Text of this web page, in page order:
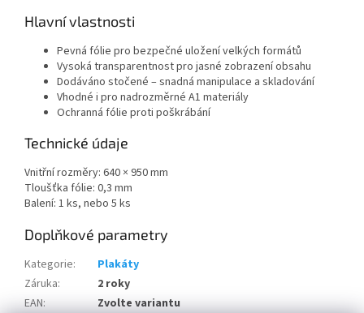
Hlavní vlastnosti
Pevná fólie pro bezpečné uložení velkých formátů
Vysoká transparentnost pro jasné zobrazení obsahu
Dodáváno stočené – snadná manipulace a skladování
Vhodné i pro nadrozměrné A1 materiály
Ochranná fólie proti poškrábání
Technické údaje
Vnitřní rozměry: 640 × 950 mm
Tloušťka fólie: 0,3 mm
Balení: 1 ks, nebo 5 ks
Doplňkové parametry
Kategorie:
Plakáty
Záruka:
2 roky
EAN: Zvolte variantu